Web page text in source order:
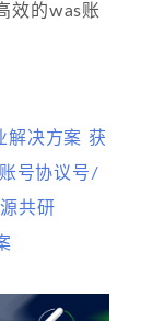
效的was账
解决方案 获
号协议号/
共研